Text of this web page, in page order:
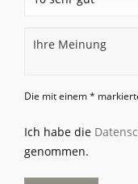
Die mit einem *
Ich habe die
genommen.